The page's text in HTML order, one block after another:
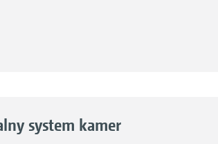
widoczności.
zbiorniku jest niedozwolony.
system kamer